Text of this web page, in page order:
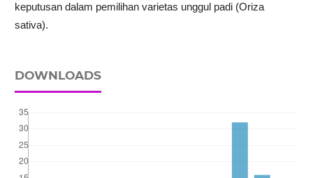
keputusan dalam pemilihan varietas unggul padi (Oriza
sativa).
DOWNLOADS